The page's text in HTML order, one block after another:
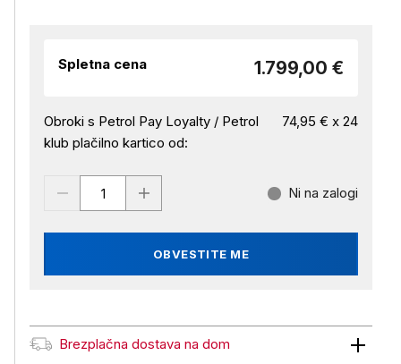
Spletna cena 1.799,00 €
Obroki s Petrol Pay Loyalty / Petrol
klub plačilno kartico od:
74,95 € x 24
OBVESTITE ME
Ni na zalogi
Brezplačna dostava na dom
Brezplačna dostava na dom